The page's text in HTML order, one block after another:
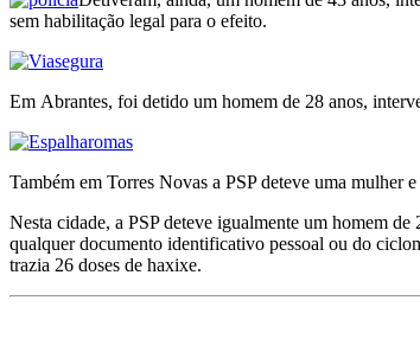
sem habilitação legal para o efeito.
Em Abrantes, foi detido um homem de 28 anos,
Também em Torres Novas a PSP deteve uma mulher
Nesta cidade, a PSP deteve igualmente um homem
qualquer documento identificativo pessoal ou do
trazia 26 doses de haxixe.